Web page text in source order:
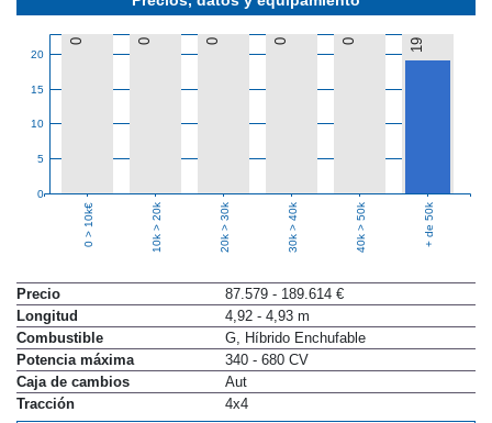
0
5
10
15
20
0 0 0 0 0 19
0 > 10k€ 10k > 20k 20k > 30k 30k > 40k 40k > 50k + de 50k
Precio
87.579 - 189.614 €
Longitud
4,92 - 4,93 m
Combustible
G, Híbrido Enchufable
Potencia máxima
340 - 680 CV
Caja de cambios
Aut
Tracción
4x4